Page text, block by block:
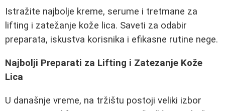
Istražite najbolje kreme, serume i tretmane za
lifting i zatežanje kože lica. Saveti za odabir
preparata, iskustva korisnika i efikasne rutine nege.
Najbolji Preparati za Lifting i Zatezanje Kože
Lica
U današnje vreme, na tržištu postoji veliki izbor